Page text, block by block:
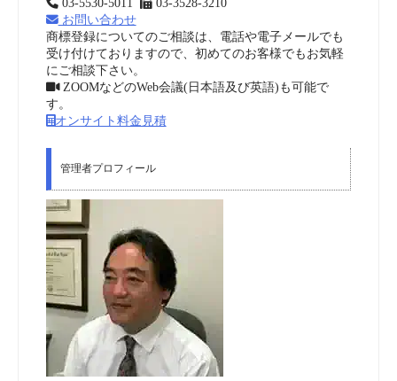
03-5530-5011
03-3528-3210
お問い合わせ
商標登録についてのご相談は、電話や電子メールでも
受け付けておりますので、初めてのお客様でもお気軽
にご相談下さい。
ZOOMなどのWeb会議(日本語及び英語)も可能で
す。
オンサイト料金見積
管理者プロフィール